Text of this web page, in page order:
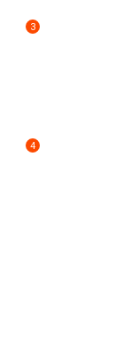
3
4